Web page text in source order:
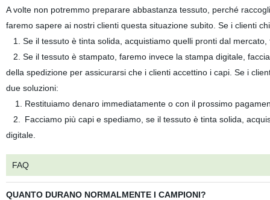
A volte non potremmo preparare abbastanza tessuto, perché
faremo sapere ai nostri clienti questa situazione subito. Se i clienti
1. Se il tessuto è tinta solida, acquistiamo quelli pronti dal
2. Se il tessuto è stampato, faremo invece la stampa digitale,
della spedizione per assicurarsi che i clienti accettino i capi. Se i
due soluzioni:
1. Restituiamo denaro immediatamente o con il prossimo
2.
Facciamo più capi e spediamo, se il tessuto è tinta solida,
digitale.
FAQ
QUANTO DURANO NORMALMENTE I CAMPIONI?